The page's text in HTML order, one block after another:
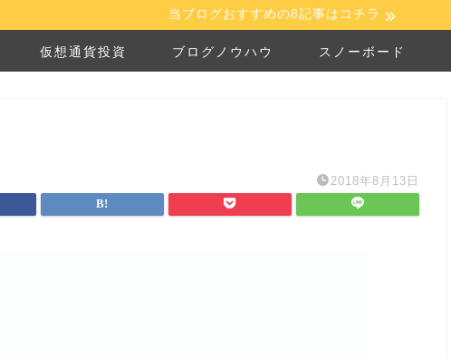
当ブログおすすめの8記事はコチラ
仮想通貨投資 ブログノウハウ スノーボード
2018年8月13日